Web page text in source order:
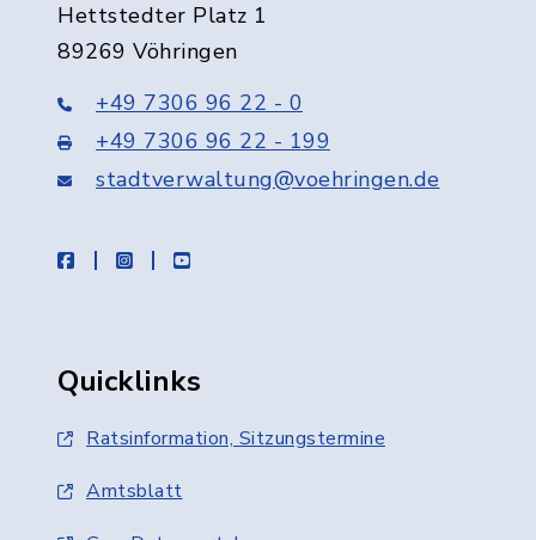
Hettstedter Platz 1
89269 Vöhringen
+49 7306 96 22 - 0
+49 7306 96 22 - 199
stadtverwaltung@voehringen.de
facebookinstagramyoutube
Quicklinks
Ratsinformation, Sitzungstermine
Amtsblatt